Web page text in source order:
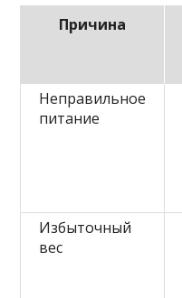
Причина
Неправильное
питание
Избыточный
вес